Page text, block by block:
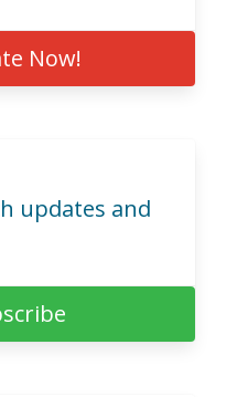
Now!
updates and